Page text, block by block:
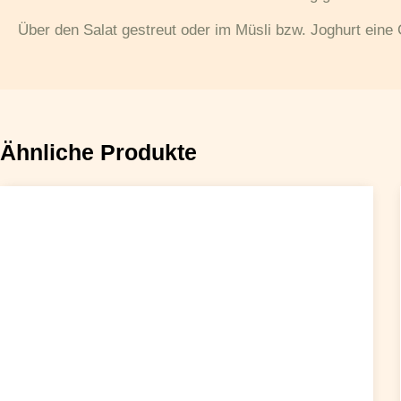
Über den Salat gestreut oder im Müsli bzw. Joghurt eine
Ähnliche Produkte